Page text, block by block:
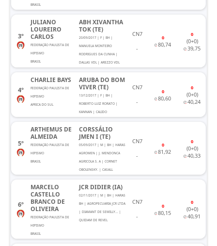
BRASIL
3º
JULIANO
LOUREIRO
CARLOS
FEDERAÇÃO PAULISTA DE
HIPISMO
BRASIL
ABH XIVANTHA
TOK (TE)
20/09/2017 | F | BH |
MANUELA MONTEIRO
RODRIGUES DA CUNHA |
DALLAS VDL | AREZZO VDL
CN7
-
0
80,74
0
(0+0)
39,75
4º
CHARLIE BAYS
FEDERAÇÃO PAULISTA DE
HIPISMO
AFRICA DO SUL
ARUBA DO BOM
VIVER (TE)
13/12/2017 | F | BH |
ROBERTO LUIZ RORATO |
KANNAN | CALIDO
CN7
-
0
80,60
0
(0+0)
40,24
5º
ARTHEMUS DE
ALMEIDA
FEDERAÇÃO PAULISTA DE
HIPISMO
BRASIL
CORSSÁLIO
JMEN I (TE)
05/09/2017 | M | BH | HARAS
AGROMEN | J. MENDONCA
AGRICOLA S. A | CORNET
OBOLENSKY. | CASALL
CN7
-
0
81,92
0
(0+0)
40,33
6º
MARCELO
CASTELLO
BRANCO DE
OLIVEIRA
FEDERAÇÃO PAULISTA DE
HIPISMO
BRASIL
JCR DIDIER (IA)
02/11/2017 | M | BH | HARAS
BH | AGROPECUARIA JCR LTDA
| DIAMANT DE SEMILLY... |
QUIDAM DE REVEL
CN7
-
0
80,15
0
(0+0)
40,91